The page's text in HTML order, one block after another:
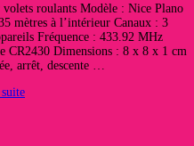
roulants Modèle : Nice Plano
mètres à l’intérieur Canaux : 3
Fréquence : 433.92 MHz
CR2430 Dimensions : 8 x 8 x 1 cm
arrêt, descente …